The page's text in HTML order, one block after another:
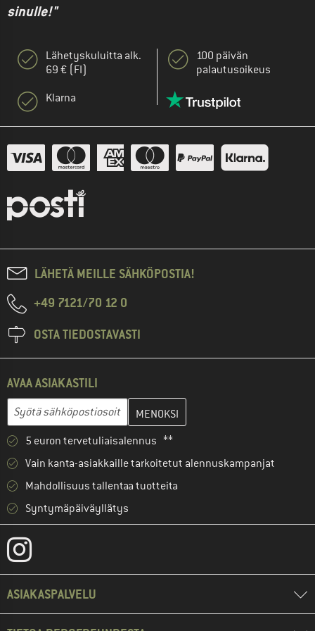
sinulle!"
Lähetyskuluitta alk.
69 € (FI)
Klarna
100 päivän
palautusoikeus
LÄHETÄ MEILLE SÄHKÖPOSTIA!
+49 7121/70 12 0
OSTA TIEDOSTAVASTI
AVAA ASIAKASTILI
Sähköpostiosoite
Anna sähköpostiosoitteesi ja luo seuraavassa vaiheessa
5 euron tervetuliaisalennus **
Vain kanta-asiakkaille tarkoitetut alennuskampanjat
Mahdollisuus tallentaa tuotteita
Syntymäpäiväyllätys
ASIAKASPALVELU